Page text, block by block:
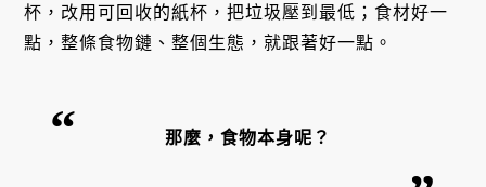
杯，改用可回收的紙杯，把垃圾壓到最低；食材好一
點，整條食物鏈、整個生態，就跟著好一點。
那麼，食物本身呢？